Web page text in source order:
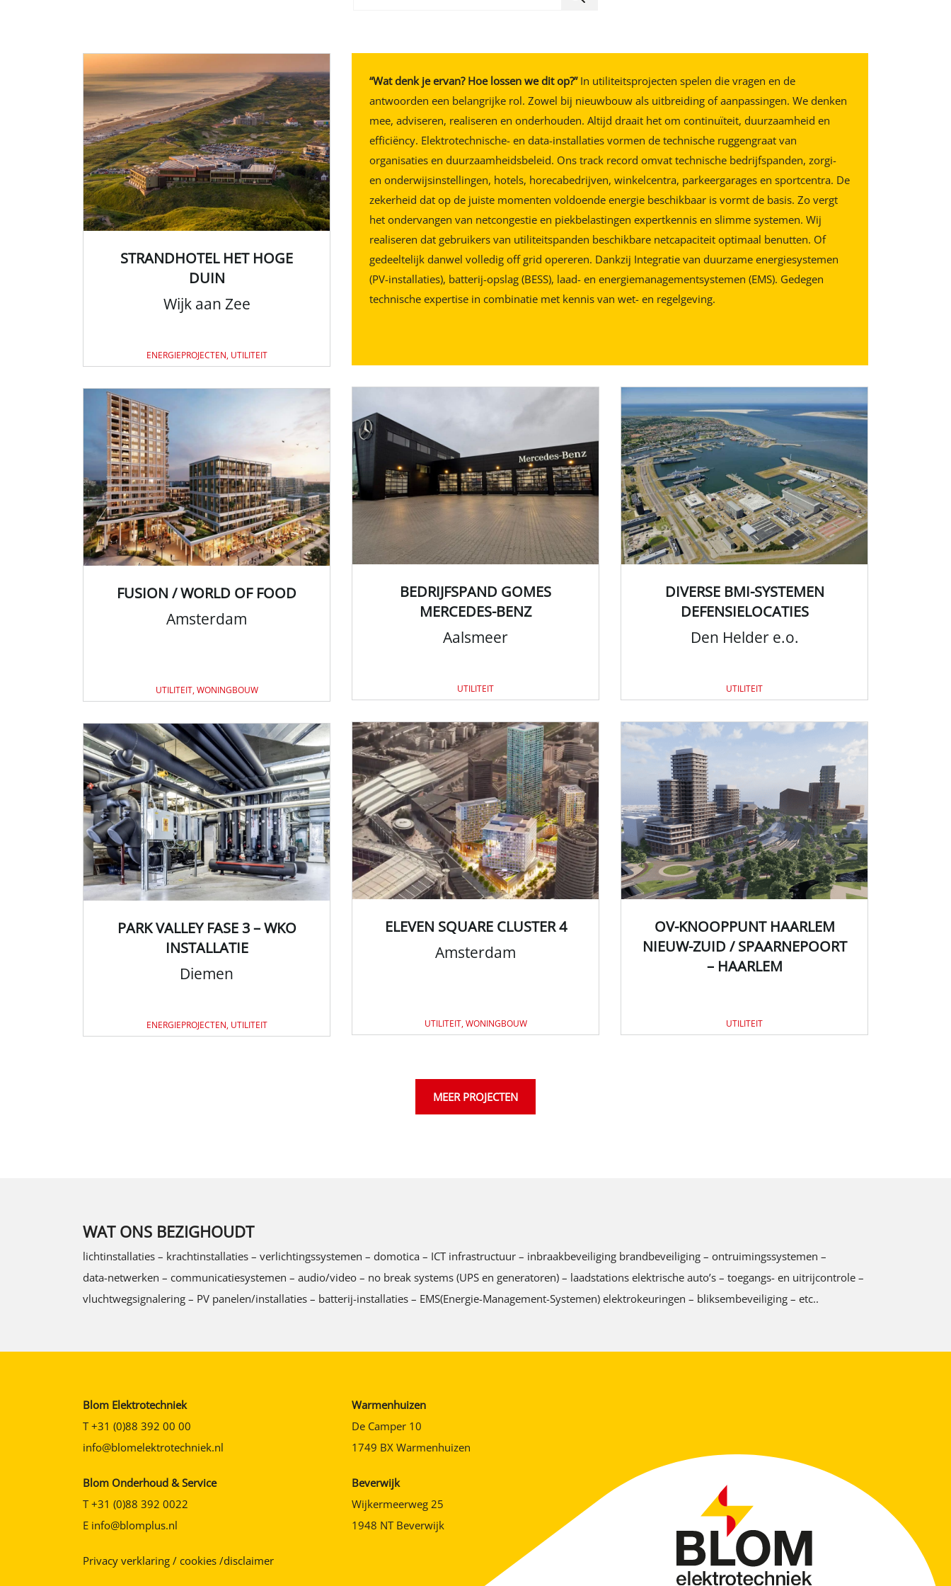
STRANDHOTEL HET HOGE
DUIN
Wijk aan Zee
ENERGIEPROJECTEN, UTILITEIT
“Wat denk je ervan? Hoe lossen we dit op?”In utiliteitsprojecten spelen die vragen en de
antwoorden een belangrijke rol. Zowel bij nieuwbouw als uitbreiding of aanpassingen. We denken
mee, adviseren, realiseren en onderhouden. Altijd draait het om continuïteit, duurzaamheid en
efficiëncy. Elektrotechnische- en data-installaties vormen de technische ruggengraat van
organisaties en duurzaamheidsbeleid. Ons track record omvat technische bedrijfspanden, zorgi-
en onderwijsinstellingen, hotels, horecabedrijven, winkelcentra, parkeergarages en sportcentra. De
zekerheid dat op de juiste momenten voldoende energie beschikbaar is vormt de basis. Zo vergt
het ondervangen van netcongestie en piekbelastingen expertkennis en slimme systemen. Wij
realiseren dat gebruikers van utiliteitspanden beschikbare netcapaciteit optimaal benutten. Of
gedeeltelijk danwel volledig off grid opereren. Dankzij Integratie van duurzame energiesystemen
(PV-installaties), batterij-opslag (BESS), laad- en energiemanagementsystemen (EMS). Gedegen
technische expertise in combinatie met kennis van wet- en regelgeving.
BEDRIJFSPAND GOMES
MERCEDES-BENZ
Aalsmeer
UTILITEIT
DIVERSE BMI-SYSTEMEN
DEFENSIELOCATIES
Den Helder e.o.
UTILITEIT
FUSION / WORLD OF FOOD
Amsterdam
UTILITEIT, WONINGBOUW
ELEVEN SQUARE CLUSTER 4
Amsterdam
UTILITEIT, WONINGBOUW
OV-KNOOPPUNT HAARLEM
NIEUW-ZUID / SPAARNEPOORT
– HAARLEM
UTILITEIT
PARK VALLEY FASE 3 – WKO
INSTALLATIE
Diemen
ENERGIEPROJECTEN, UTILITEIT
MEER PROJECTEN
WAT ONS BEZIGHOUDT
lichtinstallaties – krachtinstallaties – verlichtingssystemen – domotica – ICT infrastructuur – inbraakbeveiliging brandbeveiliging – ontruimingssystemen –
data-netwerken – communicatiesystemen – audio/video – no break systems (UPS en generatoren) – laadstations elektrische auto’s – toegangs- en uitrijcontrole –
vluchtwegsignalering – PV panelen/installaties – batterij-installaties – EMS(Energie-Management-Systemen) elektrokeuringen – bliksembeveiliging – etc..
Blom Elektrotechniek
T+31 (0)88 392 00 00
info@blomelektrotechniek.nl
Blom Onderhoud & Service
T+31 (0)88 392 0022
E info@blomplus.nl
Privacy verklaring / cookies /disclaimer
Warmenhuizen
De Camper 10
1749 BX Warmenhuizen
Beverwijk
Wijkermeerweg 25
1948 NT Beverwijk